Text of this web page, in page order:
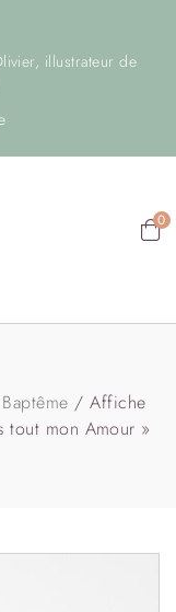
illustrateur de
0
Baptême / Affiche
tout mon Amour »